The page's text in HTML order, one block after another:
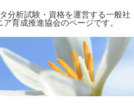
分析試験・資格を運営する一般社
育成推進協会のページです。